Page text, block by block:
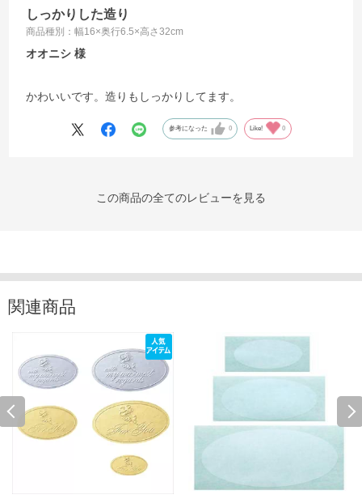
しっかりした造り
商品種別：幅16×奥行6.5×高さ32cm
オオニシ
かわいいです。造りもしっかりしてます。
参考になった 0 Like! 0
この商品の全てのレビューを見る
関連商品